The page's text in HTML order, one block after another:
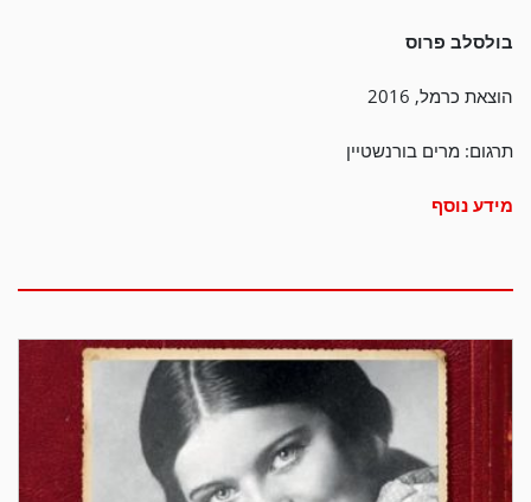
בולסלב פרוס
הוצאת כרמל, 2016
תרגום: מרים בורנשטיין
מידע נוסף